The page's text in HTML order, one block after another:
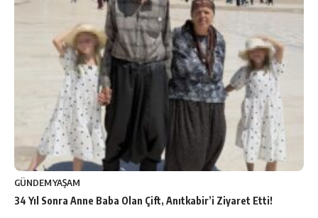
GÜNDEMYAŞAM
34 Yıl Sonra Anne Baba Olan Çift, Anıtkabir’i Ziyaret Etti!